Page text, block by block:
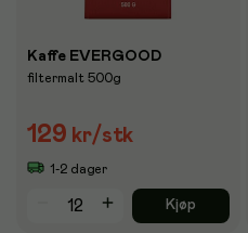
Kaffe EVERGOOD
filtermalt 500g
129 kr/stk
1-2 dager
Kjøp